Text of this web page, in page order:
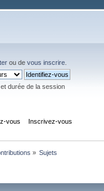
ou de vous inscrire
durée de la session
vous Inscrivez-vous
» Sujets